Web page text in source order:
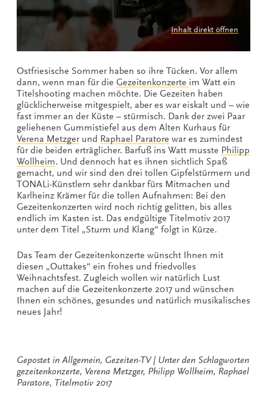
Inhalt direkt öffnen
Ostfriesische Sommer haben so ihre Tücken. Vor allem
dann, wenn man für die Gezeitenkonzerte im Watt ein
Titelshooting machen möchte. Die Gezeiten haben
glücklicherweise mitgespielt, aber es war eiskalt und – wie
fast immer an der Küste – stürmisch. Dank der zwei Paar
geliehenen Gummistiefel aus dem Alten Kurhaus für
Verena Metzgerund Raphael Paratore war es zumindest
für die beiden erträglicher. Barfuß ins Watt musste Philipp
Wollheim. Und dennoch hat es ihnen sichtlich Spaß
gemacht, und wir sind den drei tollen Gipfelstürmern und
TONALi-Künstlern sehr dankbar fürs Mitmachen und
Karlheinz Krämer für die tollen Aufnahmen: Bei den
Gezeitenkonzerten wird noch richtig gelitten, bis alles
endlich im Kasten ist. Das endgültige Titelmotiv 2017
unter dem Titel „Sturm und Klang“ folgt in Kürze.
Das Team der Gezeitenkonzerte wünscht Ihnen mit
diesen „Outtakes“ ein frohes und friedvolles
Weihnachtsfest. Zugleich wollen wir natürlich Lust
machen auf die Gezeitenkonzerte 2017 und wünschen
Ihnen ein schönes, gesundes und natürlich musikalisches
neues Jahr!
Gepostet in Allgemein, Gezeiten-TV
Unter den Schlagworten
gezeitenkonzerte, Verena Metzger, Philipp Wollheim, Raphael
Paratore, Titelmotiv 2017